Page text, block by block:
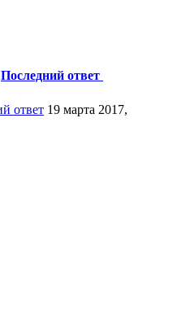
Последний ответ
19 марта 2017,